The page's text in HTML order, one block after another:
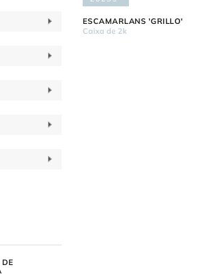
ESCAMARLANS 'GRILLO'
Caixa de 2k